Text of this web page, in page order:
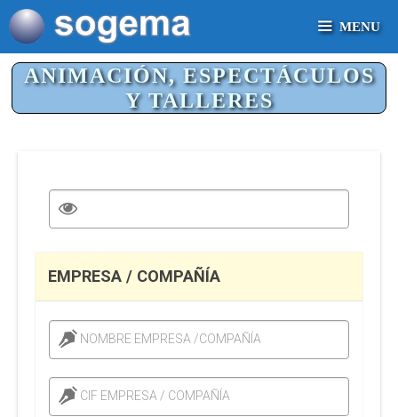
MENU
ANIMACIÓN, ESPECTÁCULOS
Y TALLERES
EMPRESA / COMPAÑÍA
NOMBRE EMPRESA /COMPAÑÍA
CIF EMPRESA / COMPAÑÍA